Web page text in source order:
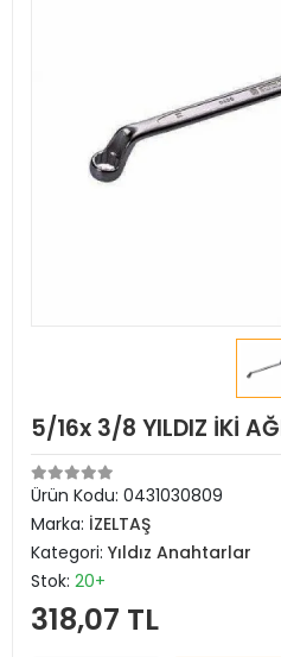
5/16x 3/8 YILDIZ İKİ
Ürün Kodu: 0431030809
Marka: İZELTAŞ
Kategori: Yıldız Anahtarlar
Stok: 20+
318,07 TL